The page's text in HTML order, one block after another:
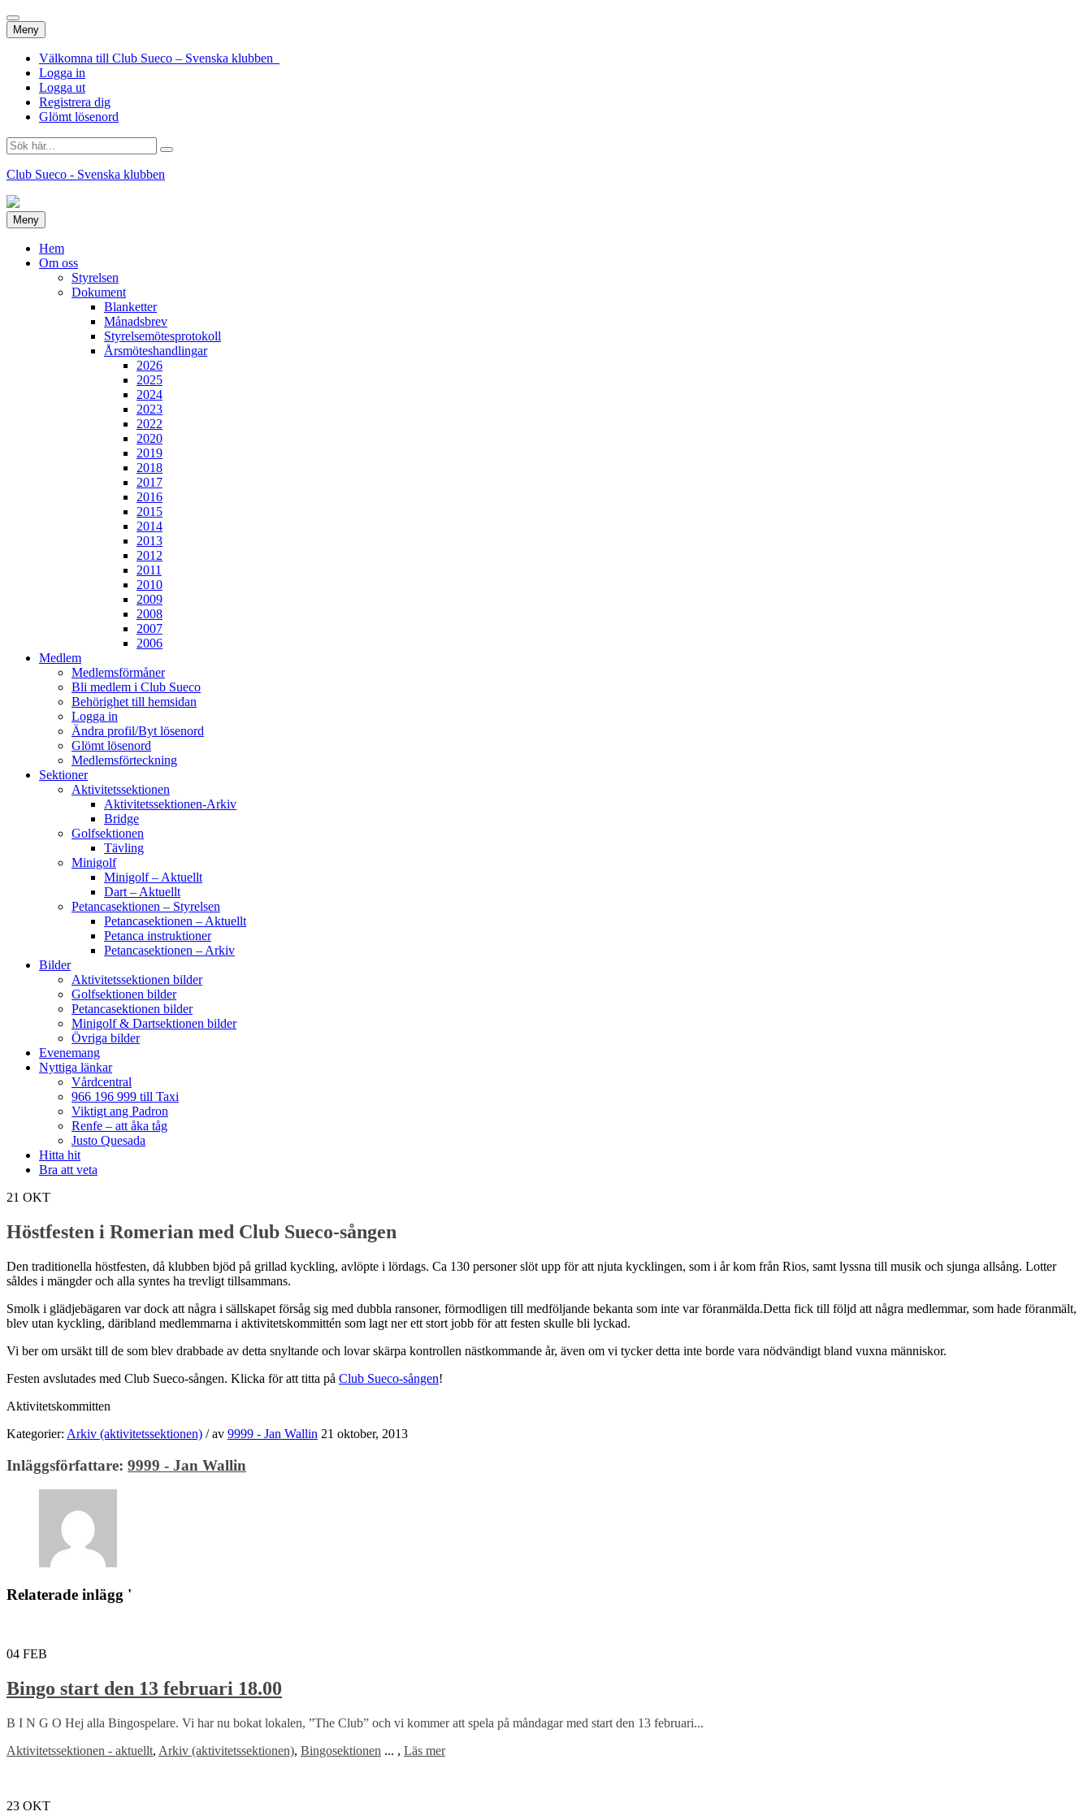
Meny Hoppa
till
innehåll
Välkomna till Club Sueco – Svenska klubben
Logga in
Logga ut
Registrera dig
Glömt lösenord
Sök
efter:
Club Sueco - Svenska klubben
Meny Hoppa
till
innehåll
Hem
Om oss
Styrelsen
Dokument
Blanketter
Månadsbrev
Styrelsemötesprotokoll
Årsmöteshandlingar
2026
2025
2024
2023
2022
2020
2019
2018
2017
2016
2015
2014
2013
2012
2011
2010
2009
2008
2007
2006
Medlem
Medlemsförmåner
Bli medlem i Club Sueco
Behörighet till hemsidan
Logga in
Ändra profil/Byt lösenord
Glömt lösenord
Medlemsförteckning
Sektioner
Aktivitetssektionen
Aktivitetssektionen-Arkiv
Bridge
Golfsektionen
Tävling
Minigolf
Minigolf – Aktuellt
Dart – Aktuellt
Petancasektionen – Styrelsen
Petancasektionen – Aktuellt
Petanca instruktioner
Petancasektionen – Arkiv
Bilder
Aktivitetssektionen bilder
Golfsektionen bilder
Petancasektionen bilder
Minigolf & Dartsektionen bilder
Övriga bilder
Evenemang
Nyttiga länkar
Vårdcentral
966 196 999 till Taxi
Viktigt ang Padron
Renfe – att åka tåg
Justo Quesada
Hitta hit
Bra att veta
21 OKT
Höstfesten i Romerian med Club Sueco-sången
Den traditionella höstfesten, då klubben bjöd på grillad kyckling, avlöpte i lördags. Ca 130 personer slöt upp för att njuta kycklingen, som i år kom från Rios, samt lyssna till musik och sjunga allsång. Lotter
såldes i mängder och alla syntes ha trevligt tillsammans.
Smolk i glädjebägaren var dock att några i sällskapet försåg sig med dubbla ransoner, förmodligen till medföljande bekanta som inte var föranmälda.Detta fick till följd att några medlemmar, som hade föranmält,
blev utan kyckling, däribland medlemmarna i aktivitetskommittén som lagt ner ett stort jobb för att festen skulle bli lyckad.
Vi ber om ursäkt till de som blev drabbade av detta snyltande och lovar skärpa kontrollen nästkommande år, även om vi tycker detta inte borde vara nödvändigt bland vuxna människor.
Festen avslutades med Club Sueco-sången. Klicka för att titta på Club Sueco-sången!
Aktivitetskommitten
Kategorier: Arkiv (aktivitetssektionen) /av 9999 - Jan Wallin 21 oktober, 2013
Inläggsförfattare: 9999 - Jan Wallin
Relaterade inlägg '
04 FEB
Bingo start den 13 februari 18.00
B I N G O Hej alla Bingospelare. Vi har nu bokat lokalen, ”The Club” och vi kommer att spela på måndagar med start den 13 februari...
Aktivitetssektionen - aktuellt, Arkiv (aktivitetssektionen), Bingosektionen ... , Läs mer
23 OKT